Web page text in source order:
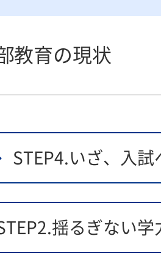
教育の現状
STEP4.いざ、入試
揺るぎない学